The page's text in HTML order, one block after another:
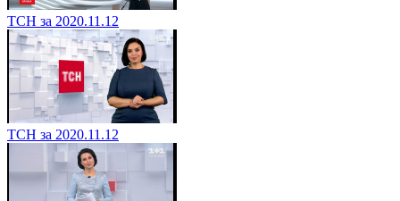
ТСН за 2020.11.12
ТСН за 2020.11.12